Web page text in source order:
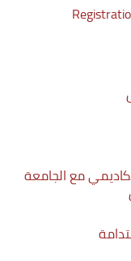
مع الجامعة